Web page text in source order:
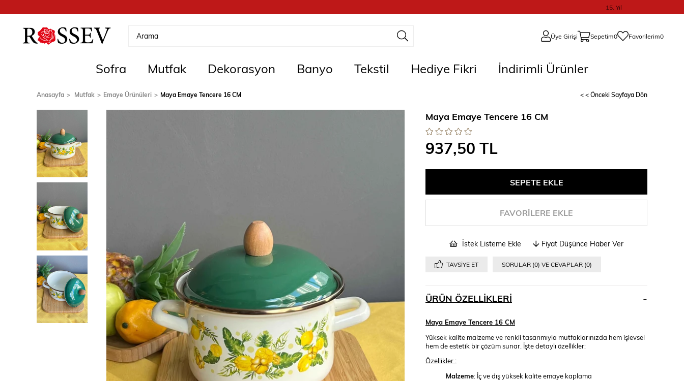
15. Yıl
Üye Girişi Sepetim0 Favorilerim0
Sofra Mutfak Dekorasyon Banyo Tekstil Hediye Fikri İndirimli Ürünler
Anasayfa Mutfak Emaye Ürünüleri Maya Emaye Tencere 16 CM < < Önceki Sayfaya Dön
Maya Emaye Tencere 16 CM
937,50 TL
FAVORILERE EKLE
İstek Listeme Ekle Fiyat Düşünce Haber Ver
TAVSIYE ET SORULAR (0) VE CEVAPLAR (0)
ÜRÜN ÖZELLIKLERI
Maya Emaye Tencere 16 CM
Yüksek kalite malzeme ve renkli tasarımıyla mutfaklarınızda hem işlevsel
hem de estetik bir çözüm sunar. İşte detaylı özellikler:
Özellikler :
Malzeme: İç ve dış yüksek kalite emaye kaplama